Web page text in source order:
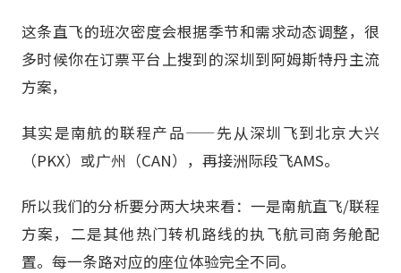
这条直飞的班次密度会根据季节和需求动态调整，很
多时候你在订票平台上搜到的深圳到阿姆斯特丹主流
方案，
其实是南航的联程产品——先从深圳飞到北京大兴
（PKX）或广州（CAN），再接洲际段飞AMS。
所以我们的分析要分两大块来看：一是南航直飞/联程
方案，二是其他热门转机路线的执飞航司商务舱配
置。每一条路对应的座位体验完全不同。